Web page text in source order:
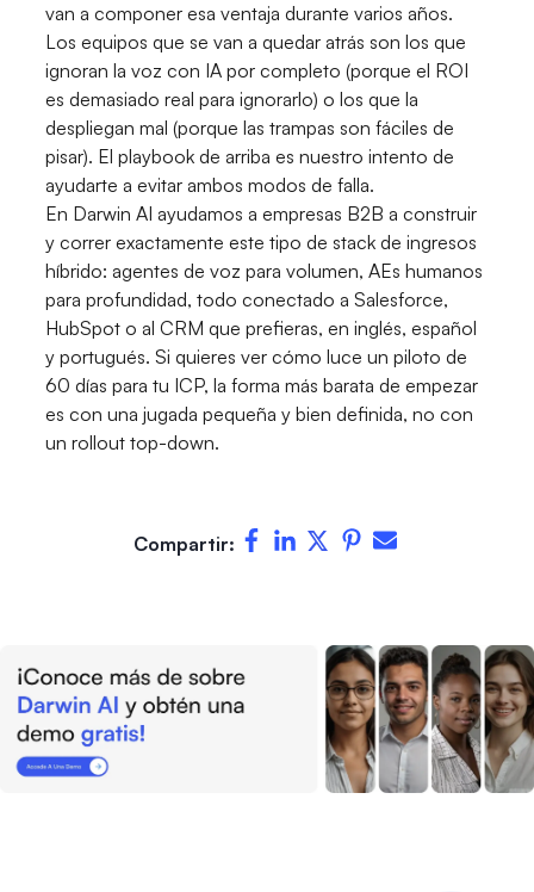
van a componer esa ventaja durante varios años.
Los equipos que se van a quedar atrás son los que
ignoran la voz con IA por completo (porque el ROI
es demasiado real para ignorarlo) o los que la
despliegan mal (porque las trampas son fáciles de
pisar). El playbook de arriba es nuestro intento de
ayudarte a evitar ambos modos de falla.
En Darwin AI ayudamos a empresas B2B a construir
y correr exactamente este tipo de stack de ingresos
híbrido: agentes de voz para volumen, AEs humanos
para profundidad, todo conectado a Salesforce,
HubSpot o al CRM que prefieras, en inglés, español
y portugués. Si quieres ver cómo luce un piloto de
60 días para tu ICP, la forma más barata de empezar
es con una jugada pequeña y bien definida, no con
un rollout top-down.
Compartir: